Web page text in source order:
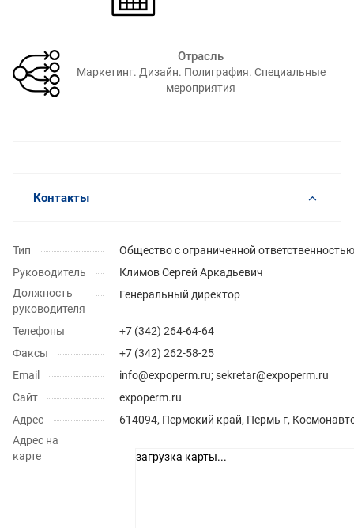
Отрасль
Маркетинг. Дизайн. Полиграфия. Специальные
мероприятия
Контакты
Тип
Общество с ограниченной ответственностью
Руководитель
Климов Сергей Аркадьевич
Должность
руководителя
Генеральный директор
Телефоны
+7 (342) 264-64-64
Факсы
+7 (342) 262-58-25
Email
info@expoperm.ru; sekretar@expoperm.ru
Сайт
expoperm.ru
Адрес
614094, Пермский край, Пермь г,
Адрес на
карте
загрузка карты...